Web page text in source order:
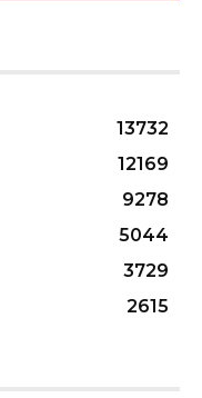
13732
12169
9278
5044
3729
2615